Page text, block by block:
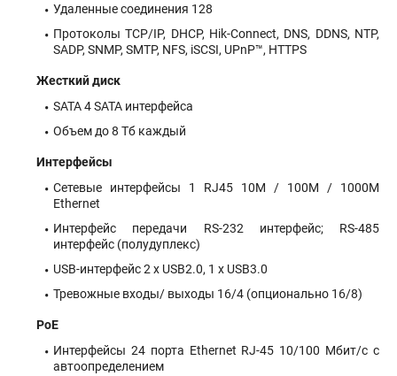
Удаленные соединения 128
Протоколы TCP/IP, DHCP, Hik-Connect, DNS, DDNS, NTP,
SADP, SNMP, SMTP, NFS, iSCSI, UPnP™, HTTPS
Жесткий диск
SATA 4 SATA интерфейса
Объем до 8 Тб каждый
Интерфейсы
Сетевые интерфейсы 1 RJ45 10M / 100M / 1000M
Ethernet
Интерфейс передачи RS-232 интерфейс; RS-485
интерфейс (полудуплекс)
USB-интерфейс 2 х USB2.0, 1 х USB3.0
Тревожные входы/ выходы 16/4 (опционально 16/8)
PoE
Интерфейсы 24 порта Ethernet RJ-45 10/100 Мбит/с с
автоопределением